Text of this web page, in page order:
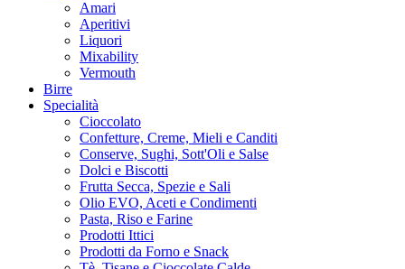
Amari
Aperitivi
Liquori
Mixability
Vermouth
Birre
Specialità
Cioccolato
Confetture, Creme, Mieli e Canditi
Conserve, Sughi, Sott'Oli e Salse
Dolci e Biscotti
Frutta Secca, Spezie e Sali
Olio EVO, Aceti e Condimenti
Pasta, Riso e Farine
Prodotti Ittici
Prodotti da Forno e Snack